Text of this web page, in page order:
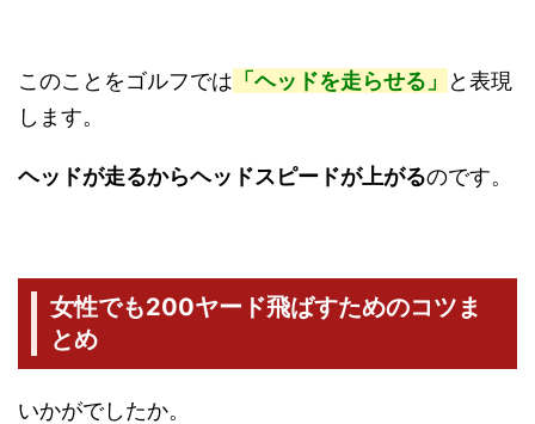
このことをゴルフでは 「ヘッドを走らせる」
と表現
します。
ヘッドが走るからヘッドスピードが上がるのです。
女性でも200ヤード飛ばすためのコツま
とめ
いかがでしたか。